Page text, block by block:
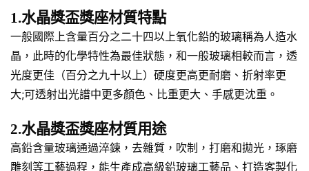
1.水晶獎盃獎座材質特點
一般國際上含量百分之二十四以上氧化鉛的玻璃稱為人造水
晶，此時的化學特性為最佳狀態，和一般玻璃相較而言，透
光度更佳（百分之九十以上）硬度更高更耐磨、折射率更
大;可透射出光譜中更多顏色、比重更大、手感更沈重。
2.水晶獎盃獎座材質用途
高鉛含量玻璃通過淬鍊，去雜質，吹制，打磨和拋光，琢磨
雕刻等工藝過程，能生產成高級鉛玻璃工藝品、打造客製化